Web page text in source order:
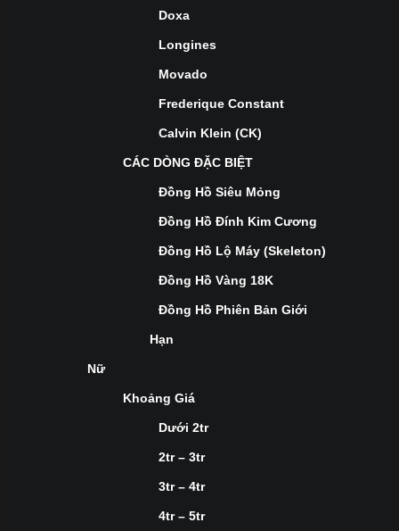
Doxa
Longines
Movado
Frederique Constant
Calvin Klein (CK)
CÁC DÒNG ĐẶC BIỆT
Đồng Hồ Siêu Mỏng
Đồng Hồ Đính Kim Cương
Đồng Hồ Lộ Máy (Skeleton)
Đồng Hồ Vàng 18K
Đồng Hồ Phiên Bản Giới
Hạn
Nữ
Khoảng Giá
Dưới 2tr
2tr – 3tr
3tr – 4tr
4tr – 5tr